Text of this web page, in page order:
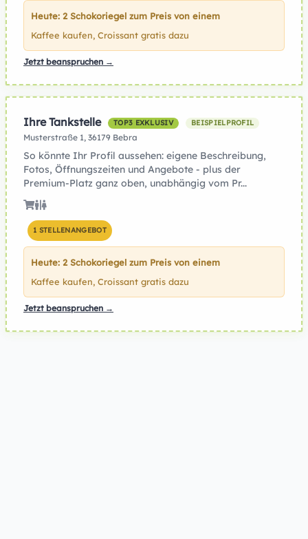
Heute: 2 Schokoriegel zum Preis von einem
Kaffee kaufen, Croissant gratis dazu
Jetzt beanspruchen →
Ihre Tankstelle TOP3 EXKLUSIV BEISPIELPROFIL
Musterstraße 1, 36179 Bebra
So könnte Ihr Profil aussehen: eigene Beschreibung,
Fotos, Öffnungszeiten und Angebote - plus der
Premium-Platz ganz oben, unabhängig vom Pr...
1 STELLENANGEBOT
Heute: 2 Schokoriegel zum Preis von einem
Kaffee kaufen, Croissant gratis dazu
Jetzt beanspruchen →